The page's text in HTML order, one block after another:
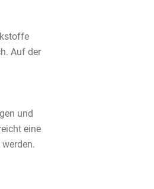
Auf der
und
eine